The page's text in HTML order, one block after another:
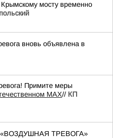
мосту временно
вновь объявлена в
Примите меры
MAX// КП
ТРЕВОГА»